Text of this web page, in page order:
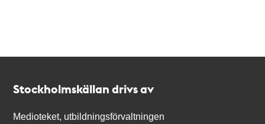
Stockholmskällan drivs av
Medioteket, utbildningsförvaltningen